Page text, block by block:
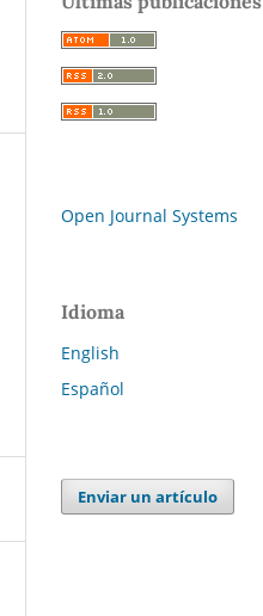
Open Journal Systems
Idioma
English
Español
Enviar un artículo